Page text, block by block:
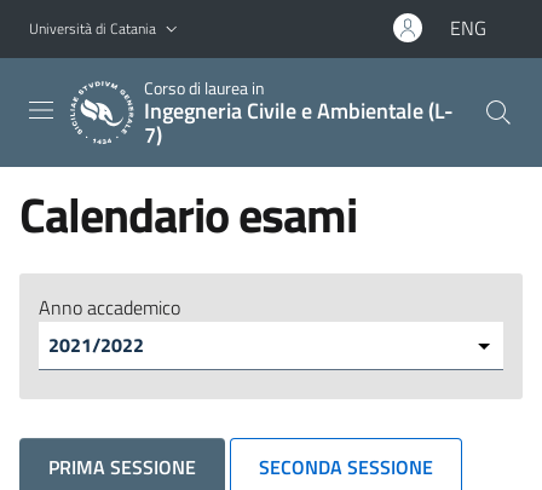
Vai al contenuto principale
Vai al menu di navigazione
Università di Catania ENG
Corso di laurea in
Ingegneria Civile e Ambientale (L-
7)
Calendario esami
Anno accademico
PRIMA SESSIONE SECONDA SESSIONE